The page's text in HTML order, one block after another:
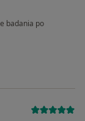
badania po